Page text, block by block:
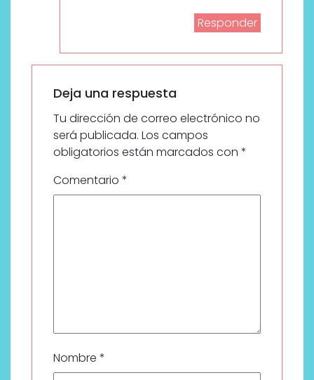
Responder
Deja una respuesta
Tu dirección de correo electrónico no
será publicada. Los campos
obligatorios están marcados con *
Comentario *
Nombre *